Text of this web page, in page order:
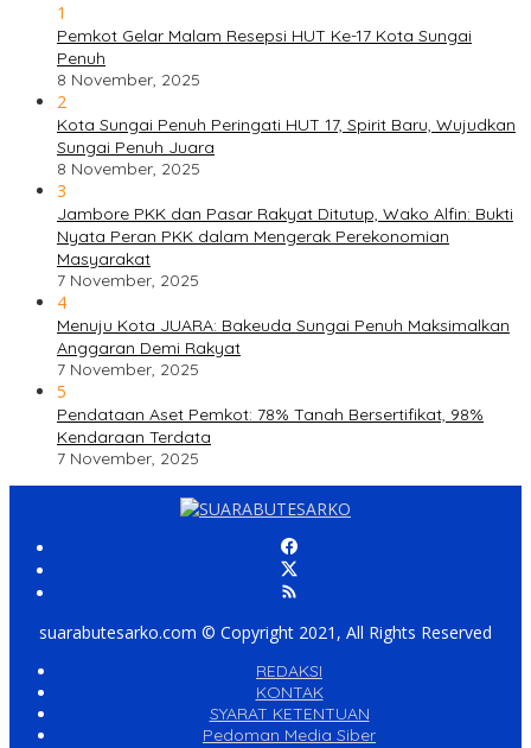
1
Pemkot Gelar Malam Resepsi HUT Ke-17 Kota Sungai
Penuh
8 November, 2025
2
Kota Sungai Penuh Peringati HUT 17, Spirit Baru, Wujudkan
Sungai Penuh Juara
8 November, 2025
3
Jambore PKK dan Pasar Rakyat Ditutup, Wako Alfin: Bukti
Nyata Peran PKK dalam Mengerak Perekonomian
Masyarakat
7 November, 2025
4
Menuju Kota JUARA: Bakeuda Sungai Penuh Maksimalkan
Anggaran Demi Rakyat
7 November, 2025
5
Pendataan Aset Pemkot: 78% Tanah Bersertifikat, 98%
Kendaraan Terdata
7 November, 2025
suarabutesarko.com © Copyright 2021, All Rights Reserved
REDAKSI
KONTAK
SYARAT KETENTUAN
Pedoman Media Siber